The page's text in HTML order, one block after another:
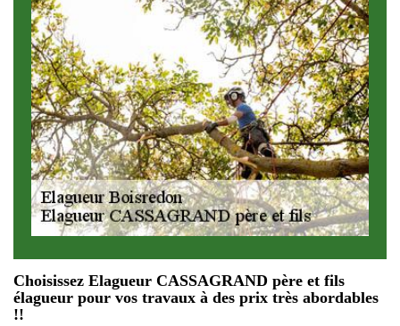
Choisissez Elagueur CASSAGRAND père et fils
élagueur pour vos travaux à des prix très abordables
!!